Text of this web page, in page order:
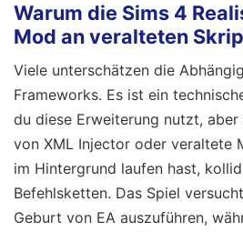
Warum die Sims 4
Mod an veralteten
Viele unterschätzen die
Frameworks. Es ist ein
du diese Erweiterung nutzt,
von XML Injector oder veraltete
im Hintergrund laufen hast,
Befehlsketten. Das Spiel
Geburt von EA auszuführen,